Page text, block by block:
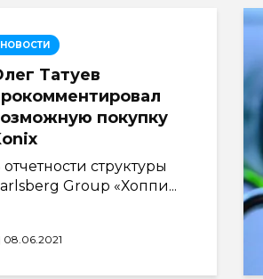
НОВОСТИ
Татуев
покупку
отчетности структуры
Group «Хоппи...
08.06.2021